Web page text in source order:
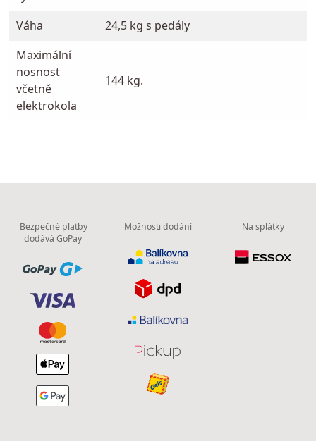
Váha
24,5 kg s pedály
Maximální
nosnost
včetně
elektrokola
144 kg.
Bezpečné platby
dodává GoPay
Možnosti dodání Na splátky